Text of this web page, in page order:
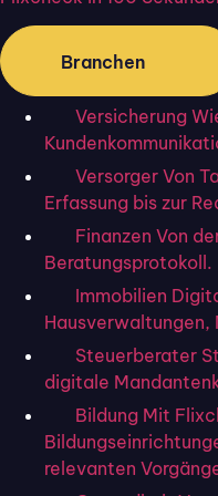
Branchen
Versicherung
Versorger Von
Erfassung bis zur
Finanzen Von
Beratungsprotokoll.
Immobilien
Hausverwaltungen,
Steuerberater
digitale
Bildung Mit
relevanten
erfüllt
Die
Servicequalität zu
und objektive Prozesse
die Kundenzufriedenheit
Kundenzufriedenheit
Servicequalität. Echte
nachhaltigen
von Kund:innen,
Gerade
Kulissen
Service
Nur weil ein